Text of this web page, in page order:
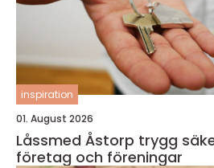
inspiration
01. August 2026
Låssmed Åstorp trygg säkerhet för hem,
företag och föreningar